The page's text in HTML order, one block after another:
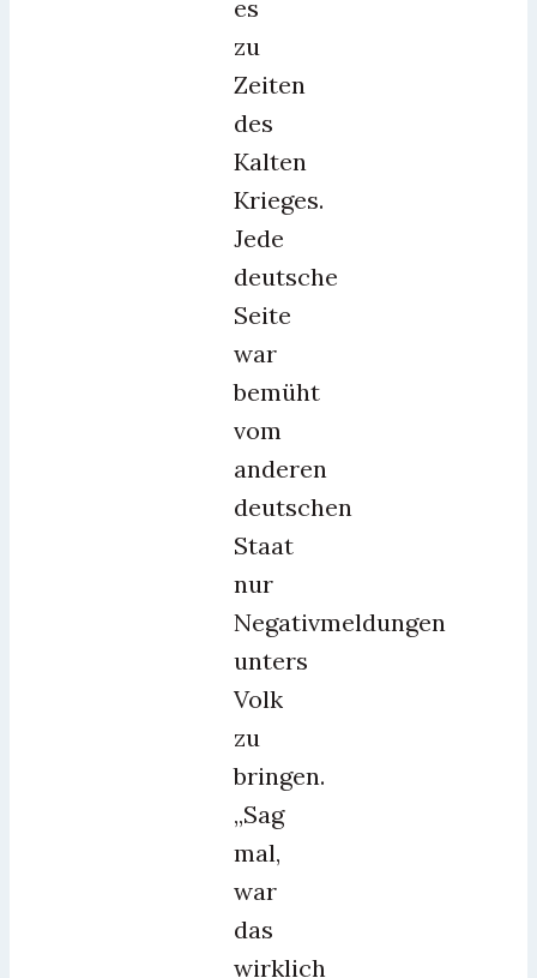
es
zu
Zeiten
des
Kalten
Krieges.
Jede
deutsche
Seite
war
bemüht
vom
anderen
deutschen
Staat
nur
Negativmeldungen
unters
Volk
zu
bringen.
„Sag
mal,
war
das
wirklich